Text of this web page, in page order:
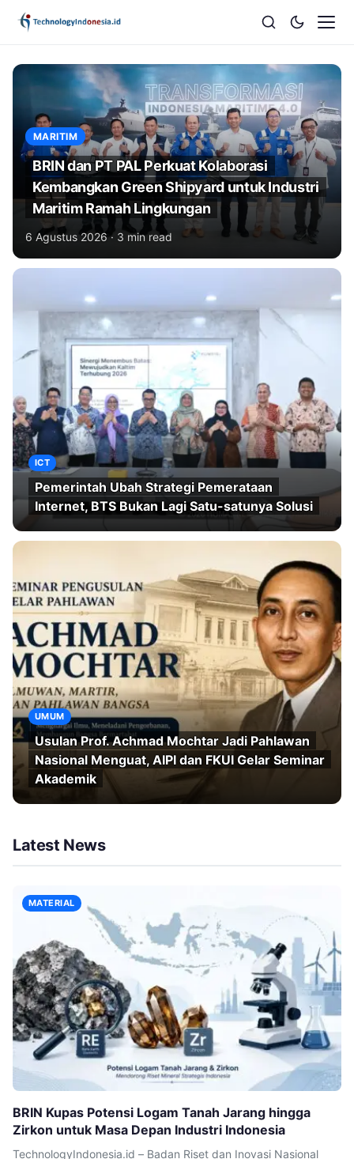
MARITIM
BRIN dan PT PAL Perkuat Kolaborasi
Kembangkan Green Shipyard untuk Industri
Maritim Ramah Lingkungan
6 Agustus 2026· 3 min read
ICT
Pemerintah Ubah Strategi Pemerataan
Internet, BTS Bukan Lagi Satu-satunya Solusi
UMUM
Usulan Prof. Achmad Mochtar Jadi Pahlawan
Nasional Menguat, AIPI dan FKUI Gelar Seminar
Akademik
Latest News
MATERIAL
BRIN Kupas Potensi Logam Tanah Jarang hingga
Zirkon untuk Masa Depan Industri Indonesia
TechnologyIndonesia.id – Badan Riset dan Inovasi Nasional